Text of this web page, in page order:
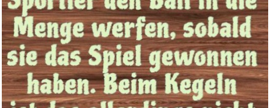
Anzeige